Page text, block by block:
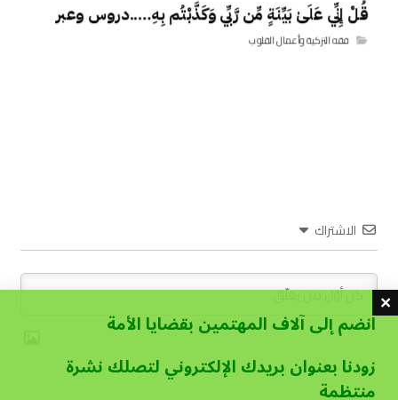
قُلْ إِنِّي عَلَىٰ بَيِّنَةٍ مِّن رَّبِّي وَكَذَّبْتُم بِهِ…..دروس وعبر
فقه التزكية وأعمال القلوب
الاشتراك
انضم إلى آلاف المهتمين بقضايا الأمة
زودنا بعنوان بريدك الإلكتروني لتصلك نشرة
منتظمة